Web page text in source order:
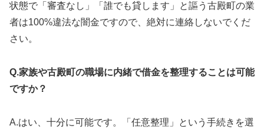
状態で「審査なし」「誰でも貸します」と謳う古殿町の業
者は100%違法な闇金ですので、絶対に連絡しないでくだ
さい。
Q.家族や古殿町の職場に内緒で借金を整理することは可能
ですか？
A.はい、十分に可能です。「任意整理」という手続きを選